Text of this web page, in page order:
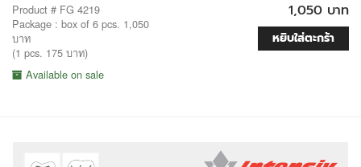
Product # FG 4219
Package : box of 6 pcs. 1,050
บาท
(1 pcs. 175 บาท)
Available on sale
1,050 บาท
หยิบใส่ตะกร้า